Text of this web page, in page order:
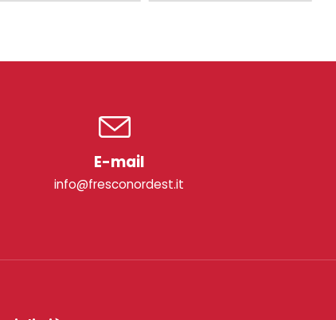
E-mail
info@fresconordest.it